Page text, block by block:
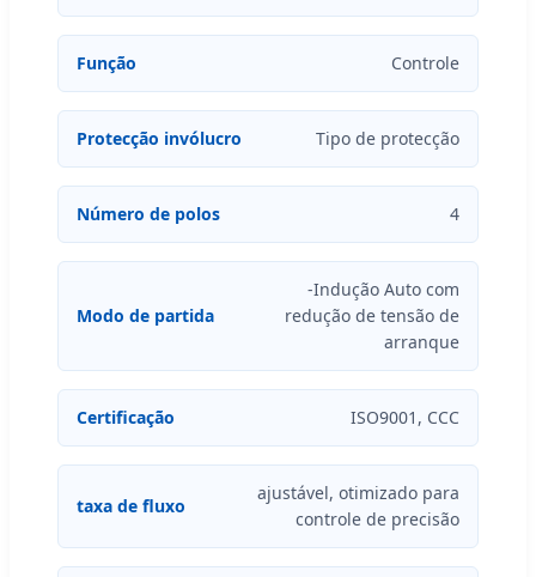
Função Controle
Protecção invólucro Tipo de protecção
Número de polos 4
Modo de partida
-Indução Auto com
redução de tensão de
arranque
Certificação ISO9001, CCC
taxa de fluxo
ajustável, otimizado para
controle de precisão